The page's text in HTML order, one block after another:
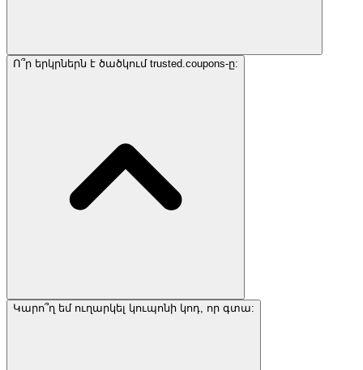
Ո՞ր երկրներն է ծածկում trusted.coupons-ը:
Կարո՞ղ եմ ուղարկել կուպոնի կոդ, որ գտա: